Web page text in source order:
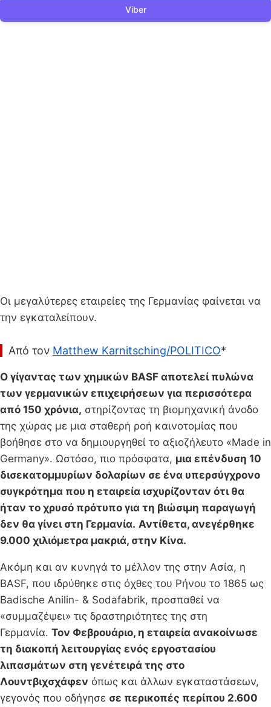
Viber
Oι μεγαλύτερες εταιρείες της Γερμανίας φαίνεται να
την εγκαταλείπουν.
Από τον Matthew Karnitsching/POLITICO*
Ο γίγαντας των χημικών BASF αποτελεί πυλώνα
των γερμανικών επιχειρήσεων για περισσότερα
από 150 χρόνια, στηρίζοντας τη βιομηχανική άνοδο
της χώρας με μια σταθερή ροή καινοτομίας που
βοήθησε στο να δημιουργηθεί το αξιοζήλευτο «Made in
Germany». Ωστόσο, πιο πρόσφατα, μια επένδυση 10
δισεκατομμυρίων δολαρίων σε ένα υπερσύγχρονο
συγκρότημα που η εταιρεία ισχυρίζονταν ότι θα
ήταν το χρυσό πρότυπο για τη βιώσιμη παραγωγή
δεν θα γίνει στη Γερμανία. Αντίθετα, ανεγέρθηκε
9.000 χιλιόμετρα μακριά, στην Κίνα.
Ακόμη και αν κυνηγά το μέλλον της στην Ασία, η
BASF, που ιδρύθηκε στις όχθες του Ρήνου το 1865 ως
Badische Anilin- & Sodafabrik, προσπαθεί να
«συμμαζέψει» τις δραστηριότητες της στη
Γερμανία. Τον Φεβρουάριο, η εταιρεία ανακοίνωσε
τη διακοπή λειτουργίας ενός εργοστασίου
λιπασμάτων στη γενέτειρά της στο
Λουντβιχσχάφεν όπως και άλλων εγκαταστάσεων,
γεγονός που οδήγησε σε περικοπές περίπου 2.600